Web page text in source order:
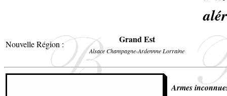
Nouvelle Région : Grand Est
Alsace Champagne-Ardennne Lorraine
Armes